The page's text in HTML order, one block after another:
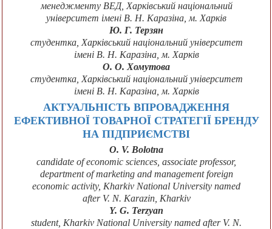
менеджменту ВЕД, Харківський національний
університет імені В. Н. Каразіна, м. Харків
Ю. Г. Терзян
студентка, Харківський національний університет
імені В. Н. Каразіна, м. Харків
О. О. Хомутова
студентка, Харківський національний університет
імені В. Н. Каразіна, м. Харків
АКТУАЛЬНІСТЬ ВПРОВАДЖЕННЯ
ЕФЕКТИВНОЇ ТОВАРНОЇ СТРАТЕГІЇ БРЕНДУ
НА ПІДПРИЄМСТВІ
O. V. Bolotna
candidate of economic sciences, associate professor,
department of marketing and management foreign
economic activity, Kharkiv National University named
after V. N. Karazin, Kharkiv
Y. G. Terzyan
student, Kharkiv National University named after V. N.